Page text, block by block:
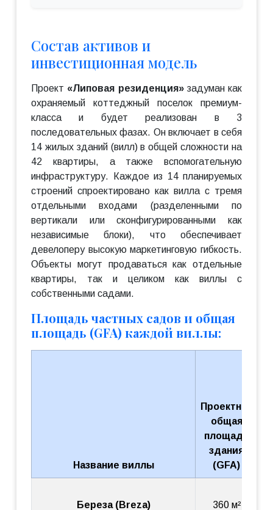
Состав активов и
инвестиционная модель
Проект «Липовая резиденция»задуман как
охраняемый коттеджный поселок премиум-
класса и будет реализован в 3
последовательных фазах. Он включает в себя
14 жилых зданий (вилл) в общей сложности на
42 квартиры, а также вспомогательную
инфраструктуру. Каждое из 14 планируемых
строений спроектировано как вилла с тремя
отдельными входами (разделенными по
вертикали или сконфигурированными как
независимые блоки), что обеспечивает
девелоперу высокую маркетинговую гибкость.
Объекты могут продаваться как отдельные
квартиры, так и целиком как виллы с
собственными садами.
Площадь частных садов и общая
площадь (GFA) каждой виллы:
Название виллы
Проектная
общая
площадь
здания
(GFA)
Береза (Breza) 360 м²